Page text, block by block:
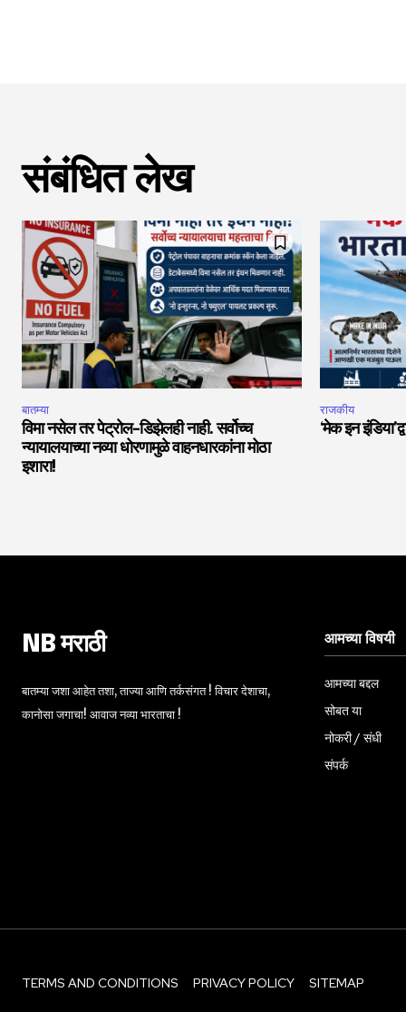
संबंधित लेख
बातम्या
विमा नसेल तर पेट्रोल-डिझेलही नाही. सर्वोच्च
न्यायालयाच्या नव्या धोरणामुळे वाहनधारकांना मोठा
इशारा!
राजकीय
‘मेक इन
NB मराठी
बातम्या जशा आहेत तशा, ताज्या आणि तर्कसंगत ! विचार देशाचा,
कानोसा जगाचा! आवाज नव्या भारताचा !
आमच्या विषयी
आमच्या बद्दल
सोबत या
नोकरी / संधी
संपर्क
TERMS AND CONDITIONS PRIVACY POLICY SITEMAP